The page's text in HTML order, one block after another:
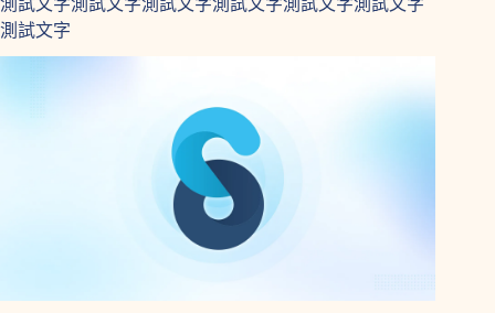
測試文字測試文字測試文字測試文字測試文字測試文字
測試文字